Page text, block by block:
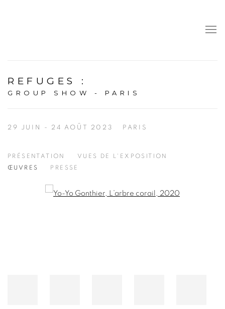
REFUGES :
GROUP SHOW - PARIS
29 JUIN - 24 AOÛT 2023 PARIS
PRÉSENTATION
VUES DE L'EXPOSITION
ŒUVRES
PRESSE
Open a larger version of the following image in a popup: